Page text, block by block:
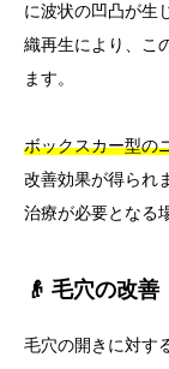
に波状の凹凸が生
織再生により、こ
ます。
ボックスカー型の
改善効果が得られ
治療が必要となる
👴 毛穴の改善
毛穴の開きに対す